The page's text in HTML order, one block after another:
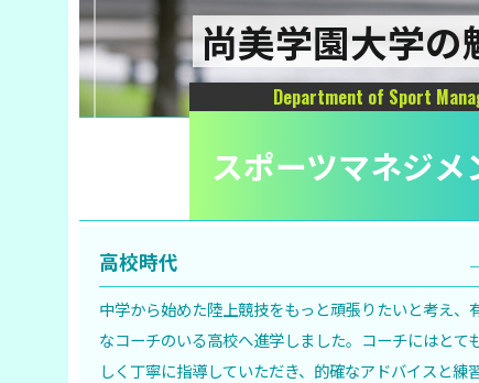
尚美学園大学の
Department of Sport
スポーツマネジメ
高校時代
中学から始めた陸上競技をもっと頑張りたいと考え、
なコーチのいる高校へ進学しました。コーチにはとて
しく丁寧に指導していただき、的確なアドバイスと練